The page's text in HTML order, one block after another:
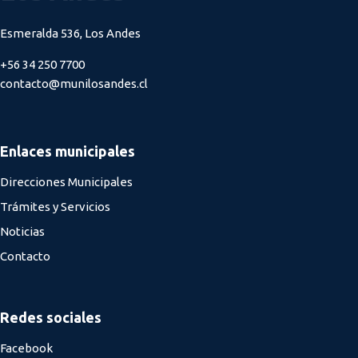
Esmeralda 536, Los Andes
+56 34 250 7700
contacto@munilosandes.cl
Enlaces municipales
Direcciones Municipales
Trámites y Servicios
Noticias
Contacto
Redes sociales
Facebook